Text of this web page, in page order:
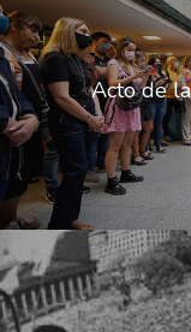
Acto de